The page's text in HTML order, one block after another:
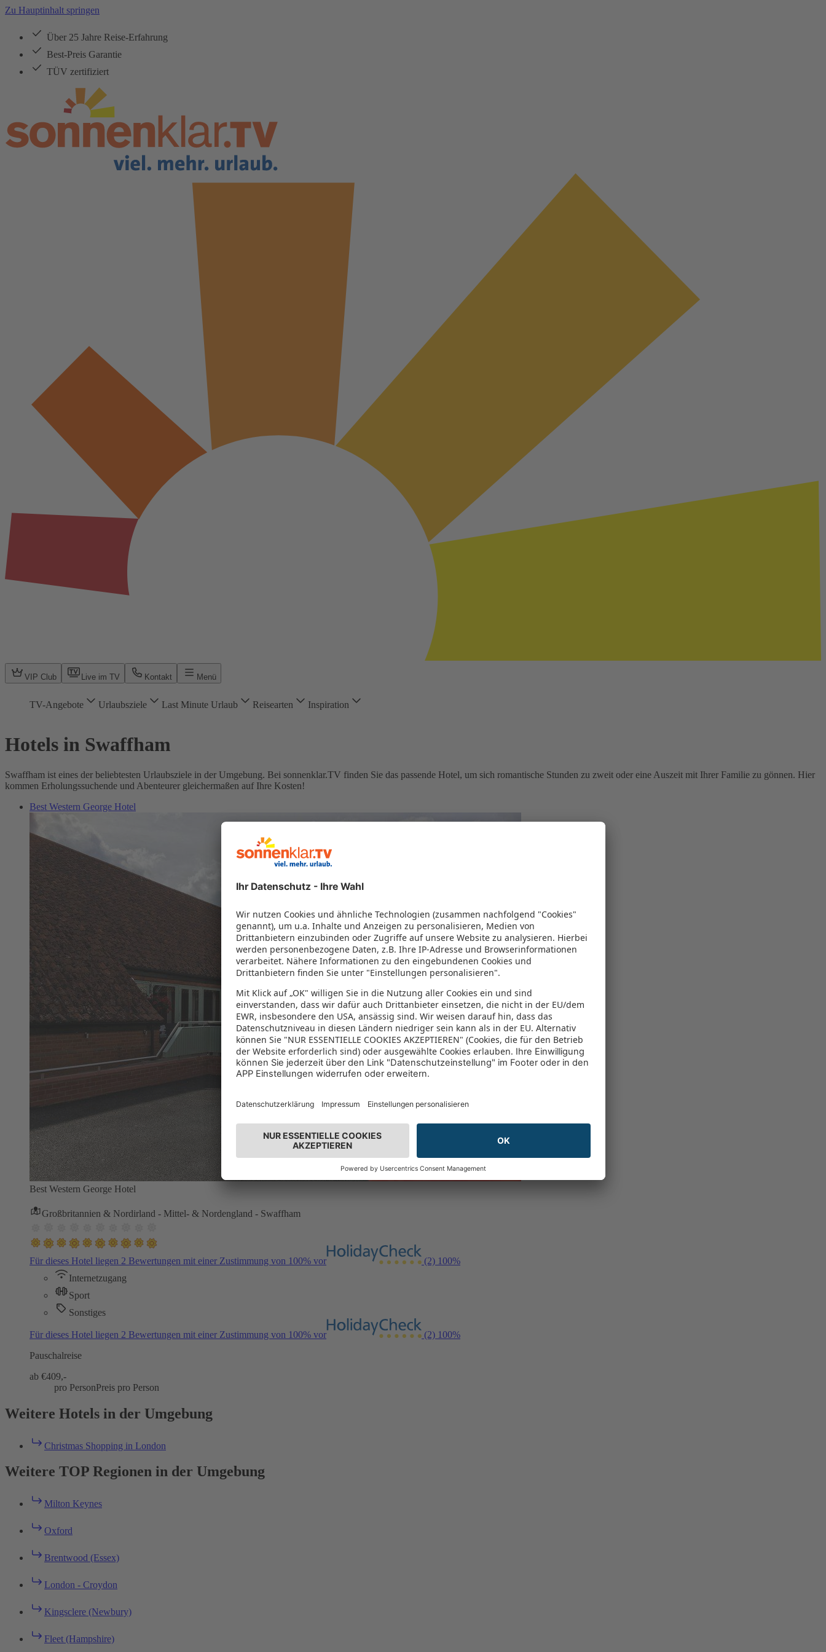
Zu Hauptinhalt springen
Über 25 Jahre Reise-Erfahrung
Best-Preis Garantie
TÜV zertifiziert
VIP Club Live im TV Kontakt Menü
TV-Angebote Urlaubsziele Last Minute Urlaub Reisearten Inspiration
Hotels in Swaffham
Swaffham ist eines der beliebtesten Urlaubsziele in der Umgebung. Bei sonnenklar.TV finden Sie das passende Hotel, um sich romantische Stunden zu zweit oder eine Auszeit mit Ihrer Familie zu gönnen. Hier
kommen Erholungssuchende und Abenteurer gleichermaßen auf Ihre Kosten!
Best Western George Hotel
Best Western George Hotel
Großbritannien & Nordirland - Mittel- & Nordengland - Swaffham
Für dieses Hotel liegen 2 Bewertungen mit einer Zustimmung von 100% vor (2) 100%
Internetzugang
Sport
Sonstiges
Für dieses Hotel liegen 2 Bewertungen mit einer Zustimmung von 100% vor (2) 100%
Pauschalreise
ab €409,-
pro PersonPreis pro Person
Weitere Hotels in der Umgebung
Christmas Shopping in London
Weitere TOP Regionen in der Umgebung
Milton Keynes
Oxford
Brentwood (Essex)
London - Croydon
Kingsclere (Newbury)
Fleet (Hampshire)